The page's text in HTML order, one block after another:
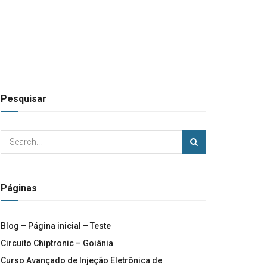
Pesquisar
Páginas
Blog – Página inicial – Teste
Circuito Chiptronic – Goiânia
Curso Avançado de Injeção Eletrônica de